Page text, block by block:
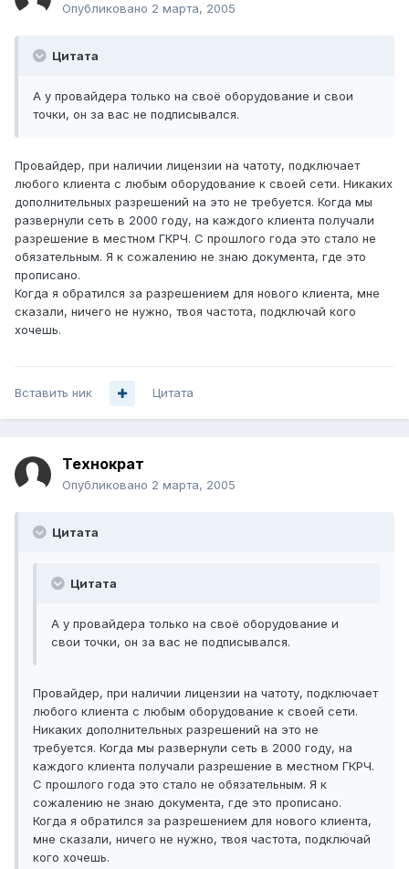
Опубликовано 2 марта, 2005
Цитата
А у провайдера только на своё оборудование и свои
точки, он за вас не подписывался.
Провайдер, при наличии лицензии на чатоту, подключает
любого клиента с любым оборудование к своей сети. Никаких
дополнительных разрешений на это не требуется. Когда мы
развернули сеть в 2000 году, на каждого клиента получали
разрешение в местном ГКРЧ. С прошлого года это стало не
обязательным. Я к сожалению не знаю документа, где это
прописано.
Когда я обратился за разрешением для нового клиента, мне
сказали, ничего не нужно, твоя частота, подключай кого
хочешь.
Вставить ник Цитата
Технократ
Опубликовано 2 марта, 2005
Цитата
Цитата
А у провайдера только на своё оборудование и
свои точки, он за вас не подписывался.
Провайдер, при наличии лицензии на чатоту, подключает
любого клиента с любым оборудование к своей сети.
Никаких дополнительных разрешений на это не
требуется. Когда мы развернули сеть в 2000 году, на
каждого клиента получали разрешение в местном ГКРЧ.
С прошлого года это стало не обязательным. Я к
сожалению не знаю документа, где это прописано.
Когда я обратился за разрешением для нового клиента,
мне сказали, ничего не нужно, твоя частота, подключай
кого хочешь.